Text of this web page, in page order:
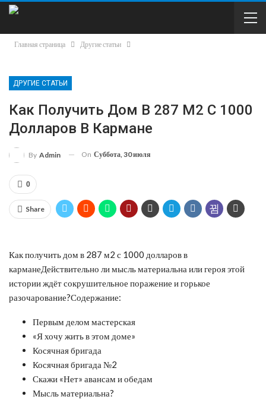
Главная страница Другие статьи
ДРУГИЕ СТАТЬИ
Как Получить Дом В 287 М2 С 1000
Долларов В Кармане
By Admin On Суббота, 30 июля
0
Share
Как получить дом в 287 м2 с 1000 долларов в
карманеДействительно ли мысль материальна или героя этой
истории ждёт сокрушительное поражение и горькое
разочарование?Содержание:
Первым делом мастерская
«Я хочу жить в этом доме»
Косячная бригада
Косячная бригада №2
Скажи «Нет» авансам и обедам
Мысль материальна?